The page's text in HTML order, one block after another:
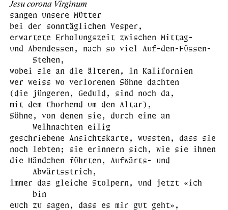
Jesu corona Virginum
sangen unsere Mütter
bei der sonntäglichen Vesper,
erwartete Erholungszeit zwischen Mittag-
und Abendessen, nach so viel Auf-den-Füssen-
Stehen,
wobei sie an die älteren, in Kalifornien
wer weiss wo verlorenen Söhne dachten
(die jüngeren, Geduld, sind noch da,
mit dem Chorhemd um den Altar),
Söhne, von denen sie, durch eine an
Weihnachten eilig
geschriebene Ansichtskarte, wussten, dass sie
noch lebten; sie erinnern sich, wie sie ihnen
die Händchen führten, Aufwärts- und
Abwärtsstrich,
immer das gleiche Stolpern, und jetzt «ich
bin
euch zu sagen, dass es mir gut geht»,